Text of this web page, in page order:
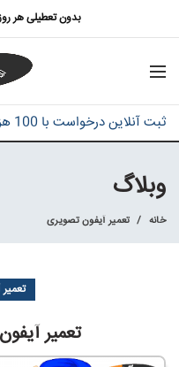
بدون تعطیلی هر روز هفته،
ثبت آنلاین درخواست با 100 هزار تومان تخفیف
وبلاگ
خانه تعمیر آیفون تصویری
تعمیر